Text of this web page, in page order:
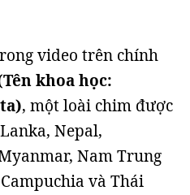
video trên chính
khoa học:
, một loài chim được
Nepal,
Nam Trung
và Thái